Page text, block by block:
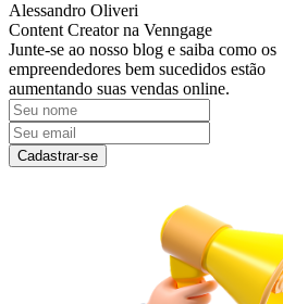
Alessandro Oliveri
Content Creator na Venngage
Junte-se ao nosso blog e saiba como os
empreendedores bem sucedidos estão
aumentando suas vendas online.
Cadastrar-se